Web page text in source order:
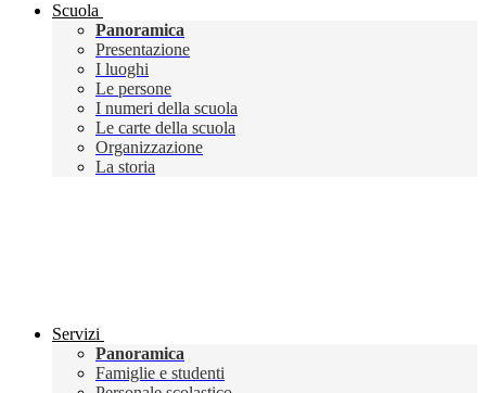
Scuola
Panoramica
Presentazione
I luoghi
Le persone
I numeri della scuola
Le carte della scuola
Organizzazione
La storia
Servizi
Panoramica
Famiglie e studenti